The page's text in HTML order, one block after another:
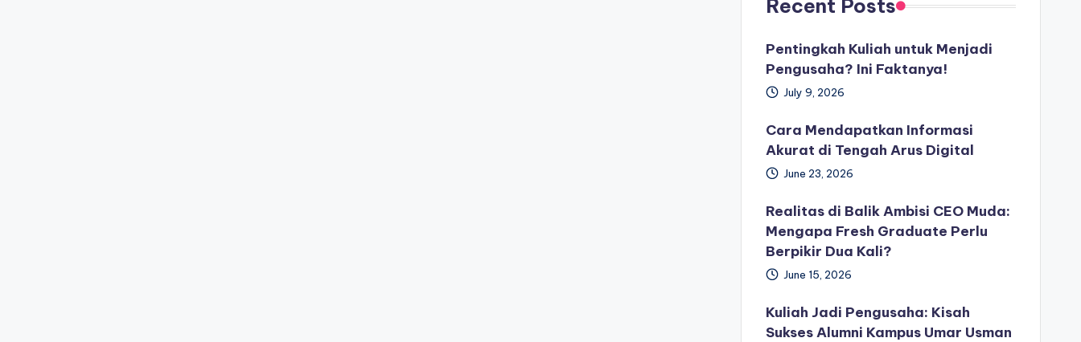
Recent Posts
Pentingkah Kuliah untuk Menjadi
Pengusaha? Ini Faktanya!
July 9, 2026
Cara Mendapatkan Informasi
Akurat di Tengah Arus Digital
June 23, 2026
Realitas di Balik Ambisi CEO Muda:
Mengapa Fresh Graduate Perlu
Berpikir Dua Kali?
June 15, 2026
Kuliah Jadi Pengusaha: Kisah
Sukses Alumni Kampus Umar Usman